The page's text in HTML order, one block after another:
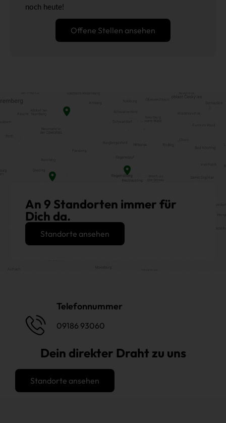
noch heute!
Offene Stellen ansehen
An 9 Standorten immer für
Dich da.
Standorte ansehen
Telefonnummer
09186 93060
Dein direkter Draht zu uns
Standorte ansehen